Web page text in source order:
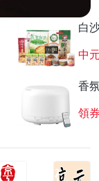
白
中
香
領